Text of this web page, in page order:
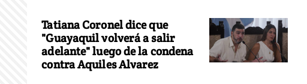
Tatiana Coronel dice que
"Guayaquil volverá a salir
adelante" luego de la condena
contra Aquiles Alvarez